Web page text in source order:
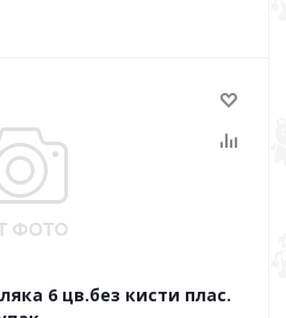
6 цв.без кисти плас.